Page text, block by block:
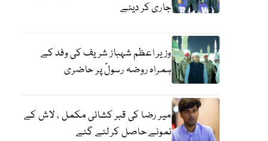
جاری کر دیئے
وزیر اعظم شہباز شریف کی وفد کے
ہمراہ روضہ رسولؐ پر حاضری
میر رضا کی قبر کشائی مکمل ، لاش کے
نمونے حاصل کر لئے گئے